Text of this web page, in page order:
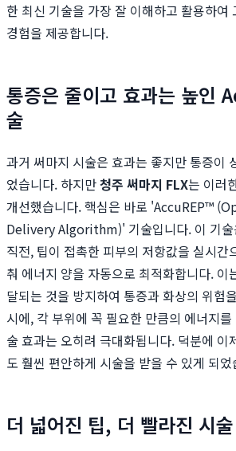
한 최신 기술을 가장 잘 이해하고 활용하여
경험을 제공합니다.
통증은 줄이고 효과는 높인
술
과거 써마지 시술은 효과는 좋지만 통증이
었습니다. 하지만청주 써마지 FLX는 이러
개선했습니다. 핵심은 바로 'AccuREP™
Delivery Algorithm)' 기술입니다. 이 기술
직전, 팁이 접촉한 피부의 저항값을 실시간
춰 에너지 양을 자동으로 최적화합니다. 이
달되는 것을 방지하여 통증과 화상의 위험
시에, 각 부위에 꼭 필요한 만큼의 에너지
술 효과는 오히려 극대화됩니다. 덕분에 이
도 훨씬 편안하게 시술을 받을 수 있게 되
더 넓어진 팁, 더 빨라진 시